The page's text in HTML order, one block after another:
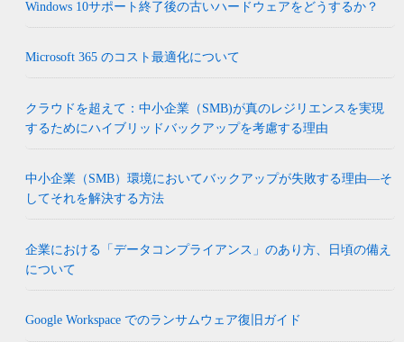
Windows 10サポート終了後の古いハードウェアをどうするか？
Microsoft 365 のコスト最適化について
クラウドを超えて：中小企業（SMB)が真のレジリエンスを実現
するためにハイブリッドバックアップを考慮する理由
中小企業（SMB）環境においてバックアップが失敗する理由―そ
してそれを解決する方法
企業における「データコンプライアンス」のあり方、日頃の備え
について
Google Workspace でのランサムウェア復旧ガイド